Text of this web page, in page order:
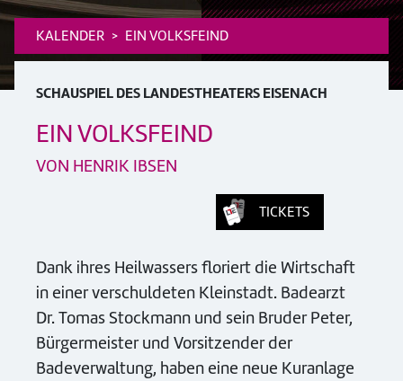
KALENDER EIN VOLKSFEIND
SCHAUSPIEL DES LANDESTHEATERS EISENACH
EIN VOLKSFEIND
VON HENRIK IBSEN
TICKETS
Dank ihres Heilwassers floriert die Wirtschaft
in einer verschuldeten Kleinstadt. Badearzt
Dr. Tomas Stockmann und sein Bruder Peter,
Bürgermeister und Vorsitzender der
Badeverwaltung, haben eine neue Kuranlage